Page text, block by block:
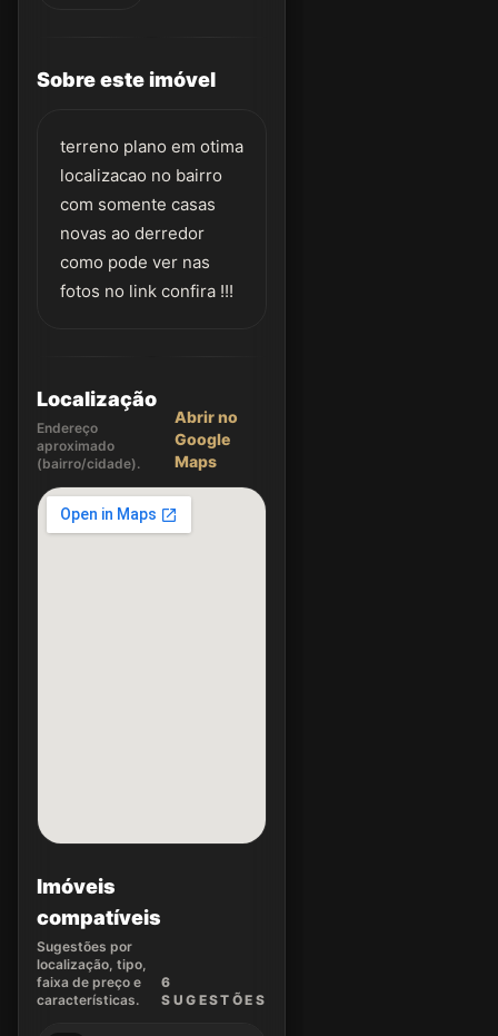
Sobre este imóvel
terreno plano em otima
localizacao no bairro
com somente casas
novas ao derredor
como pode ver nas
fotos no link confira !!!
Localização
Endereço
aproximado
(bairro/cidade).
Abrir no
Google
Maps
Imóveis
compatíveis
Sugestões por
localização, tipo,
faixa de preço e
características.
6
SUGEST ÕES